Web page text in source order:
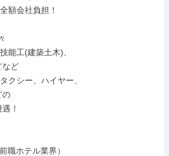
額会社負担！
能工(建築土木)、
クシー、ハイヤー、
職ホテル業界）